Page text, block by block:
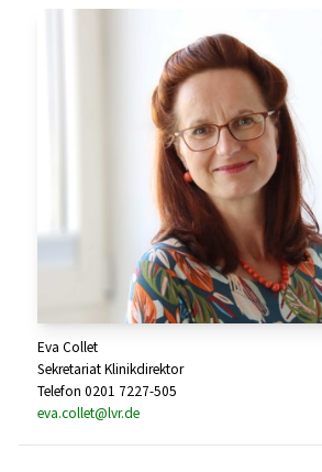
Eva Collet
Sekretariat Klinikdirektor
Telefon 0201 7227-505
eva.collet@lvr.de